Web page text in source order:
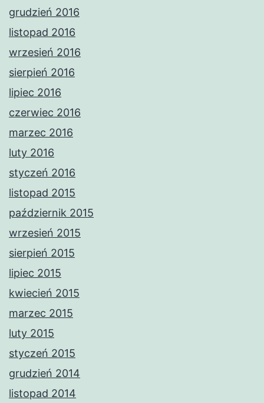
grudzień 2016
listopad 2016
wrzesień 2016
sierpień 2016
lipiec 2016
czerwiec 2016
marzec 2016
luty 2016
styczeń 2016
listopad 2015
październik 2015
wrzesień 2015
sierpień 2015
lipiec 2015
kwiecień 2015
marzec 2015
luty 2015
styczeń 2015
grudzień 2014
listopad 2014